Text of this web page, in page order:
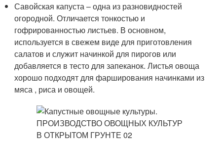
Савойская капуста – одна из разновидностей
огородной. Отличается тонкостью и
гофрированностью листьев. В основном,
используется в свежем виде для приготовления
салатов и служит начинкой для пирогов или
добавляется в тесто для запеканок. Листья овоща
хорошо подходят для фарширования начинками из
мяса , риса и овощей.